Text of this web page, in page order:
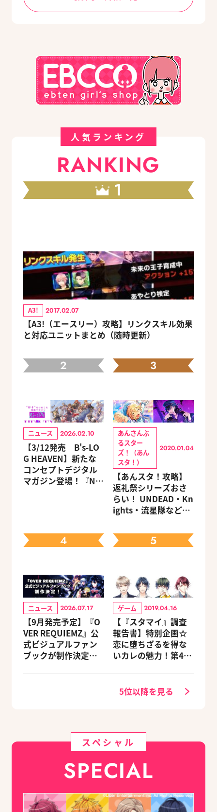
人気ランキング
RANKING
1
A3! 2017.02.07
【A3!（エースリー）攻略】リンクスキル効果
と対応ユニットまとめ（随時更新）
2
ニュース 2026.02.10
【3/12発売 B's-LO
G HEAVEN】新たな
コンセプトデジタル
マガジン登場！『NU:
中！
3
あんさんぶ
るスター
ズ！（あん
スタ！）
2020.01.04
【あんスタ！攻略】
返礼祭シリーズおさ
らい！ UNDEAD・Kn
ights・流星隊など、
ェック
4
ニュース 2026.07.17
【9月発売予定】『O
VER REQUIEMZ』公
式ビジュアルファン
ブックが制作決定！
5
ゲーム 2019.04.16
【『スタマイ』調査
報告書】特別企画☆
恋に堕ちざるを得な
いカレの魅力！第4
5位以降を見る
スペシャル
SPECIAL